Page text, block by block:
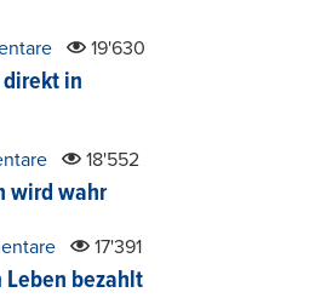
19'630
direkt in
18'552
wird wahr
17'391
bezahlt